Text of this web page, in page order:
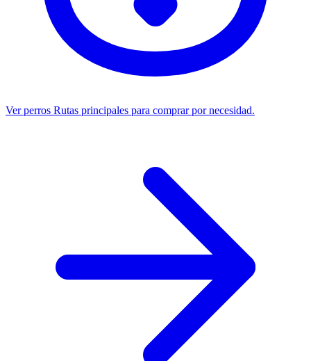
Ver perros Rutas principales para comprar por necesidad.